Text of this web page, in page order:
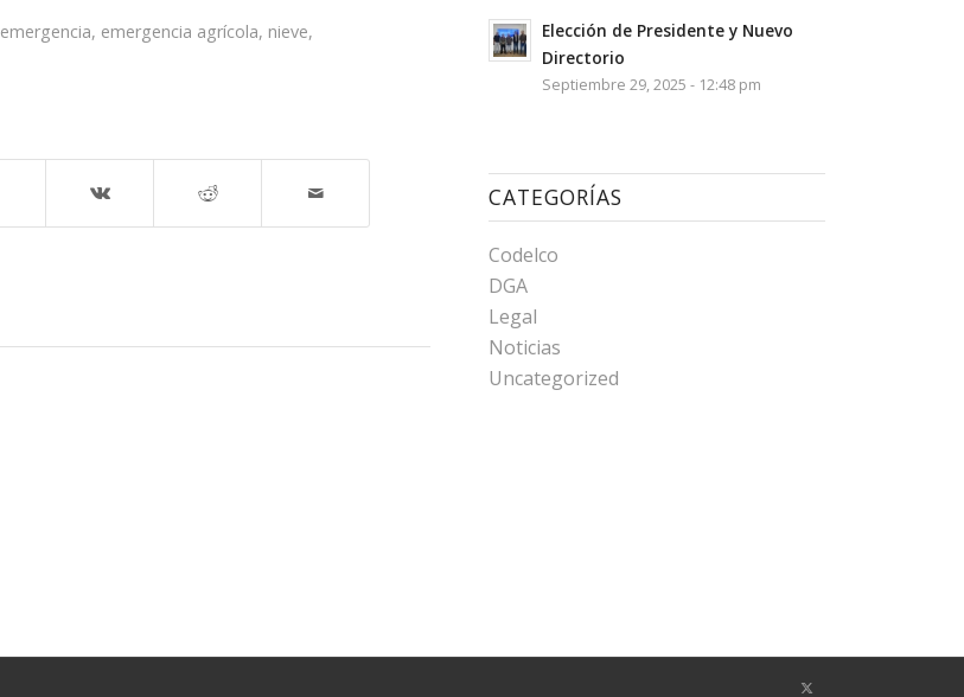
emergencia, emergencia agrícola, nieve,
Elección de Presidente y Nuevo
Directorio
Septiembre 29, 2025 - 12:48 pm
CATEGORÍAS
Codelco
DGA
Legal
Noticias
Uncategorized